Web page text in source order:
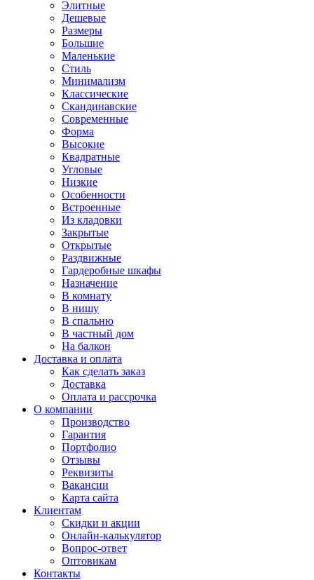
Элитные
Дешевые
Размеры
Большие
Маленькие
Стиль
Минимализм
Классические
Скандинавские
Современные
Форма
Высокие
Квадратные
Угловые
Низкие
Особенности
Встроенные
Из кладовки
Закрытые
Открытые
Раздвижные
Гардеробные шкафы
Назначение
В комнату
В нишу
В спальню
В частный дом
На балкон
Доставка и оплата
Как сделать заказ
Доставка
Оплата и рассрочка
О компании
Производство
Гарантия
Портфолио
Отзывы
Реквизиты
Вакансии
Карта сайта
Клиентам
Скидки и акции
Онлайн-калькулятор
Вопрос-ответ
Оптовикам
Контакты